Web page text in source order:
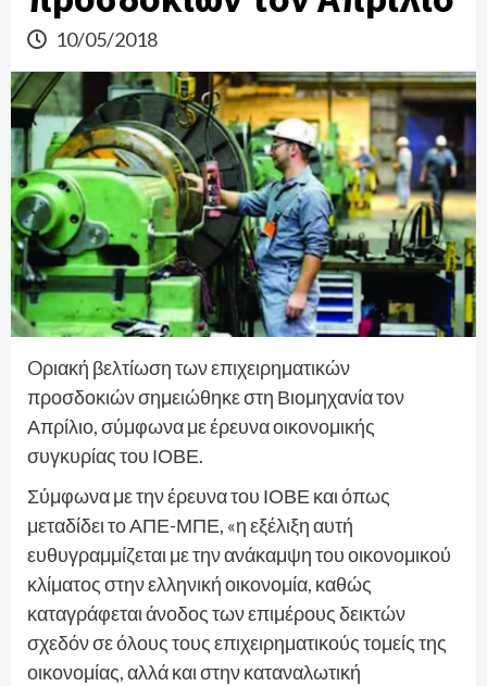
10/05/2018
Oριακή βελτίωση των επιχειρηματικών
προσδοκιών σημειώθηκε στη Βιομηχανία τον
Απρίλιο, σύμφωνα με έρευνα οικονομικής
συγκυρίας του ΙΟΒΕ.
Σύμφωνα με την έρευνα του ΙΟΒΕ και όπως
μεταδίδει το ΑΠΕ-ΜΠΕ, «η εξέλιξη αυτή
ευθυγραμμίζεται με την ανάκαμψη του οικονομικού
κλίματος στην ελληνική οικονομία, καθώς
καταγράφεται άνοδος των επιμέρους δεικτών
σχεδόν σε όλους τους επιχειρηματικούς τομείς της
οικονομίας, αλλά και στην καταναλωτική